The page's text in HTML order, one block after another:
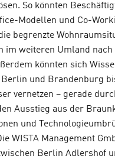
So könnten
Modellen und Co-
begrenzte
im weiteren Umland nach
könnten sich
und Brandenburg
vernetzen – gerade
Ausstieg aus der
und
WISTA Management
Berlin Adlershof